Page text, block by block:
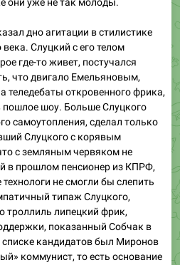
они уже не так молоды.
дно агитации в стилистике
Слуцкий с его телом
где-то живет, постучался
что двигало Емельяновым,
теледебаты откровенного фрика,
пошлое шоу. Больше Слуцкого
самоутопления, сделал только
Слуцкого с корявым
с земляным червяком не
в прошлом пенсионер из КПРФ,
не смогли бы слепить
типаж Слуцкого,
троллиль липецкий фрик,
показанный Собчак в
списке кандидатов был Миронов
коммунист, то есть основание